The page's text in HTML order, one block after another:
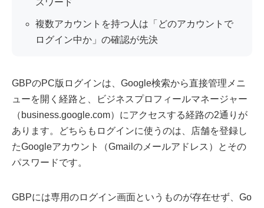
スワード
複数アカウントを持つ人は「どのアカウントで
ログイン中か」の確認が先決
GBPのPC版ログインは、Google検索から直接管理メニ
ューを開く経路と、ビジネスプロフィールマネージャー
（business.google.com）にアクセスする経路の2通りが
あります。どちらもログインに使うのは、店舗を登録し
たGoogleアカウント（Gmailのメールアドレス）とその
パスワードです。
GBPには専用のログイン画面というものが存在せず、Go